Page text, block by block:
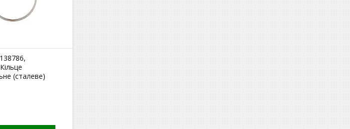
(сталеве)